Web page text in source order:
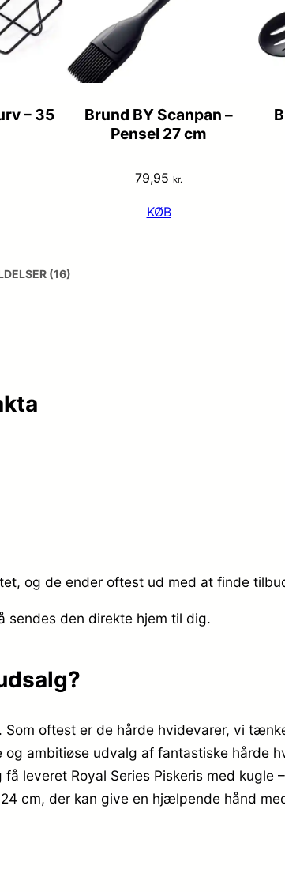
– 35
Brund BY Scanpan –
Pensel 27 cm
79,95 kr.
KØB
(16)
og de ender oftest ud med at finde
sendes den direkte hjem til dig.
oftest er de hårde hvidevarer, vi
ambitiøse udvalg af fantastiske hårde
leveret Royal Series Piskeris med kugle
cm, der kan give en hjælpende hånd